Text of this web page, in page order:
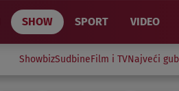
SHOW SPORT VIDEO
ShowbizSudbineFilm i TVNajveći